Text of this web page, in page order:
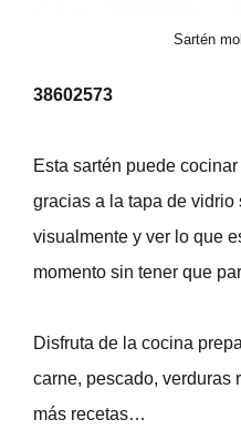
Sartén
38602573
Esta sartén puede
gracias a la tapa de vidrio
visualmente y ver lo que
momento sin tener que
Disfruta de la cocina
carne, pescado, verduras
más recetas…